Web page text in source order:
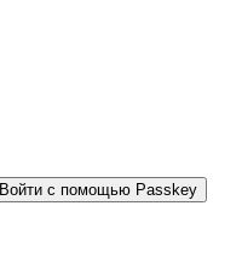
Войти с помощью Passkey